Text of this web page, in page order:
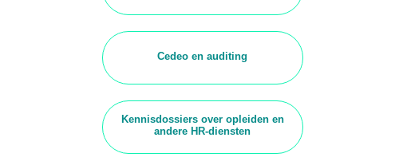
Cedeo en auditing
Kennisdossiers over opleiden en
andere HR-diensten